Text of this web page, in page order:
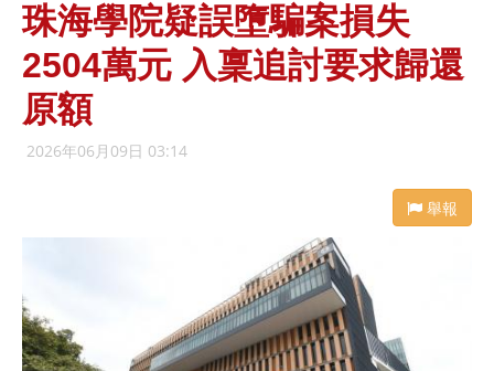
珠海學院疑誤墮騙案損失
2504萬元 入稟追討要求歸還
原額
2026年06月09日 03:14
舉報